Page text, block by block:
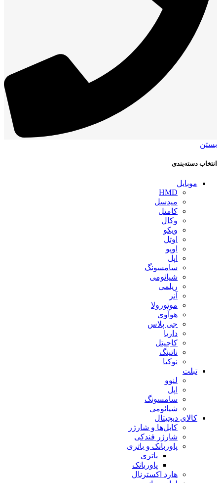
بستن
انتخاب دسته‌بندی
موبایل
HMD
میدسل
کامتل
وکال
ویکو
اوتل
اوپو
اپل
سامسونگ
شیائومی
ریلمی
آنر
موتورولا
هوآوی
جی پلاس
داریا
کاجیتل
ناتینگ
نوکیا
تبلت
لنوو
اپل
سامسونگ
شیائومی
کالای دیجیتال
کابل‌ها و شارژر
شارژر فندکی
پاوربانک و باتری
باتری
پاوربانک
هارد اکسترنال